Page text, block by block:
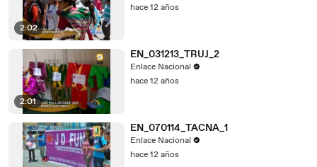
2:02
hace 12 años
2:01
EN_031213_TRUJ_2
Enlace Nacional
hace 12 años
EN_070114_TACNA_1
Enlace Nacional
hace 12 años